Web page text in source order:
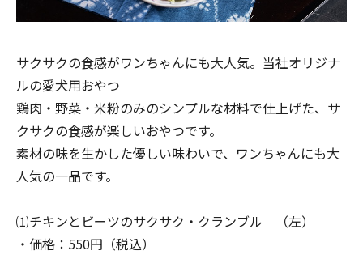
サクサクの食感がワンちゃんにも大人気。当社オリジナ
ルの愛犬用おやつ
鶏肉・野菜・米粉のみのシンプルな材料で仕上げた、サ
クサクの食感が楽しいおやつです。
素材の味を生かした優しい味わいで、ワンちゃんにも大
人気の一品です。
⑴チキンとビーツのサクサク・クランブル （左）
・価格：550円（税込）